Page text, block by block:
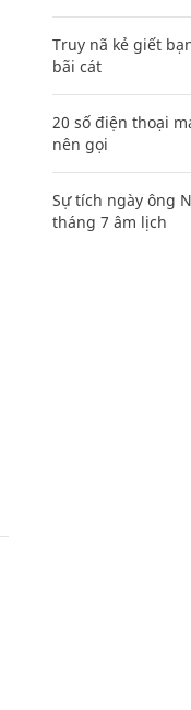
Truy nã kẻ giết
bãi cát
20 số điện thoại
nên gọi
Sự tích ngày ông
tháng 7 âm lịch